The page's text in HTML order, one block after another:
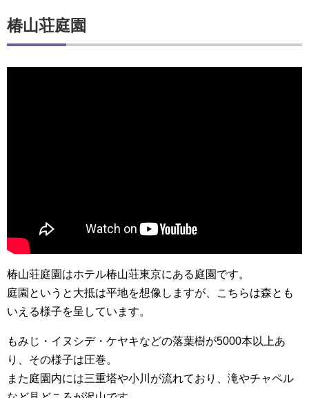
椿山荘庭園
椿山荘庭園はホテル椿山荘東京にある庭園です。
庭園というと大抵は平地を想像しますが、こちらは森とも
いえる様子を呈しています。
もみじ・イヌシデ・ケヤキなどの落葉樹が5000本以上あ
り、その様子は圧巻。
また庭園内には三重塔や小川が流れており、滝やチャペル